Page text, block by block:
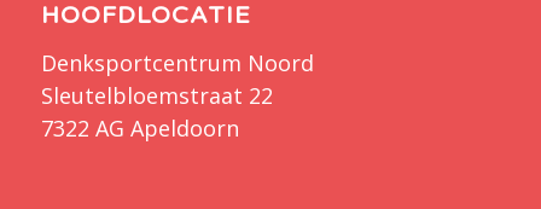
HOOFDLOCATIE
Denksportcentrum Noord
Sleutelbloemstraat 22
7322 AG Apeldoorn